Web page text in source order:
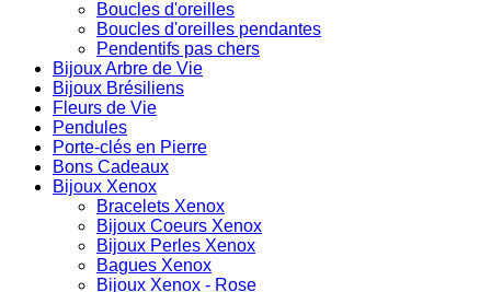
Boucles d'oreilles
Boucles d'oreilles pendantes
Pendentifs pas chers
Bijoux Arbre de Vie
Bijoux Brésiliens
Fleurs de Vie
Pendules
Porte-clés en Pierre
Bons Cadeaux
Bijoux Xenox
Bracelets Xenox
Bijoux Coeurs Xenox
Bijoux Perles Xenox
Bagues Xenox
Bijoux Xenox - Rose